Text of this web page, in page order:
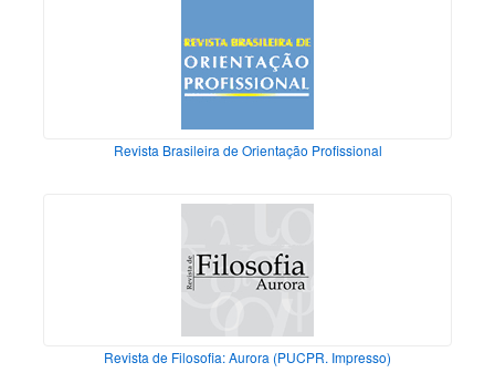
Revista Brasileira de Orientação Profissional
Revista de Filosofia: Aurora (PUCPR. Impresso)